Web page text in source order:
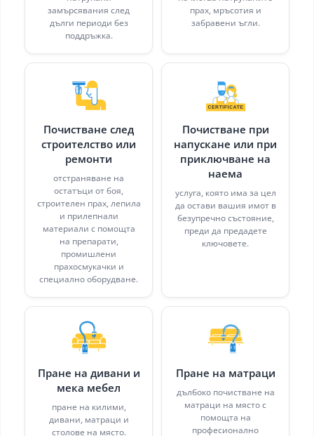
замърсявания след
дълги периоди без
поддръжка.
прах, мръсотия и
забравени ъгли.
Почистване след
строителство или
ремонти
отстраняване на
остатъци от боя,
строителен прах, лепила
и прилепнали
материали с помощта
на препарати,
промишлени
прахосмукачки и
специално оборудване.
Почистване при
напускане или при
приключване на
наема
услуга, която има за цел
да остави вашия имот в
безупречно състояние,
преди да предадете
ключовете.
Пране на дивани и
мека мебел
пране на килими,
дивани, матраци и
столове на място.
Пране на матраци
дълбоко почистване на
матраци на място с
помощта на
професионално